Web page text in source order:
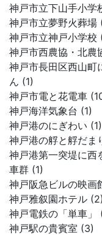
神戸市立下山手小学
神戸市立夢野火葬場
神戸市立神戸小学校
神戸市西農協・北農
神戸市長田区西山町
ん (1)
神戸市電と花電車
神戸海洋気象台 (1)
神戸港のにぎわい (1)
神戸港の艀と艀だま
神戸港第一突堤に西
車群 (1)
神戸阪急ビルの映画
神戸雅叙園ホテル (2)
神戸電鉄の「単車」
神戸駅の貴賓室 (3)